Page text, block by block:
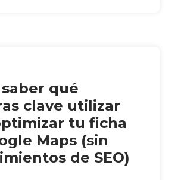
qué
clave utilizar
tu ficha
Maps (sin
de SEO)